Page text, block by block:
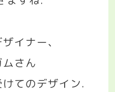
イナー、
さん
てのデザイン.